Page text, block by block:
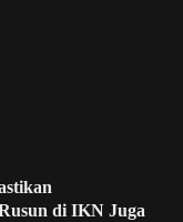
di IKN Juga